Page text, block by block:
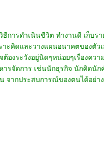
การดำเนินชีวิต ทำงานดี เก็บร
ะคิดและวางแผนอนาคตของตัว
องระวังอยู่นิดๆหน่อยๆเรื่องคว
รจัดการ เช่นนักธุรกิจ นักคิด
จากประสบการณ์ของตนได้อย่า